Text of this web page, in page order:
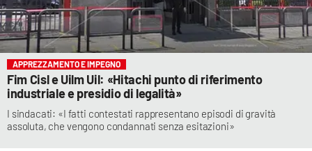
APPREZZAMENTO E IMPEGNO
Fim Cisl e Uilm Uil: «Hitachi punto di riferimento
industriale e presidio di legalità»
I sindacati: «I fatti contestati rappresentano episodi di gravità
assoluta, che vengono condannati senza esitazioni»